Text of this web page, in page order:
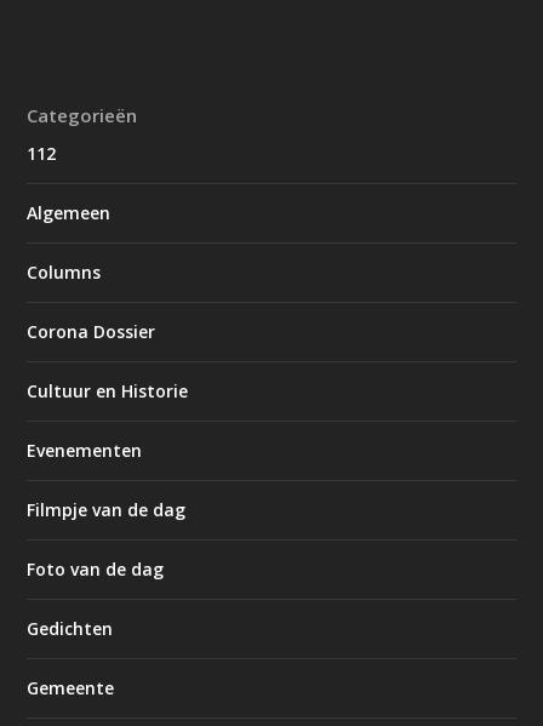
Categorieën
112
Algemeen
Columns
Corona Dossier
Cultuur en Historie
Evenementen
Filmpje van de dag
Foto van de dag
Gedichten
Gemeente